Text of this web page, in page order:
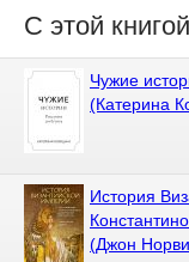
С этой
Чужие
(Катерина
История
(Джон